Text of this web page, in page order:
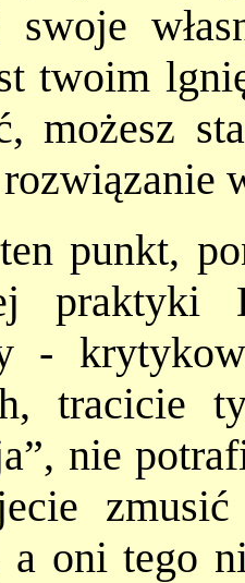
swoje
twoim
możesz
rozwiązanie
punkt,
praktyki
-
tracicie
nie
a oni tego